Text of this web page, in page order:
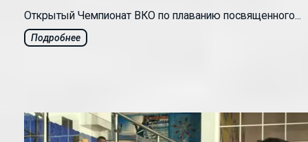
Открытый Чемпионат ВКО по плаванию посвященного...
Подробнее